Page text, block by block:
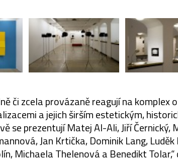
či zcela provázaně reagují na komplex
a jejich širším estetickým,
se prezentují Matej Al-Ali, Jiří Černický,
Jan Krtička, Dominik Lang, Luděk
Michaela Thelenová a Benedikt Tolar,“